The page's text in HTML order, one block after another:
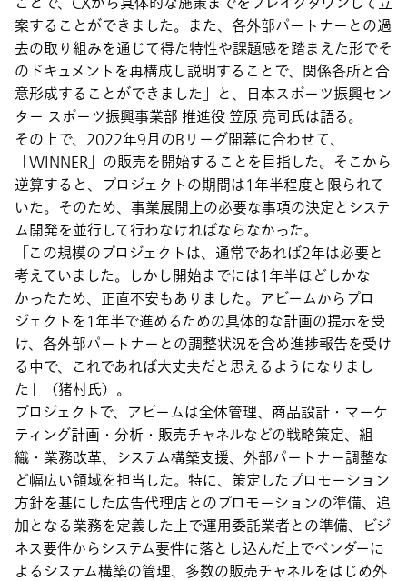
案することができました。また、各外部パートナーとの過
去の取り組みを通じて得た特性や課題感を踏まえた形でそ
のドキュメントを再構成し説明することで、関係各所と合
意形成することができました」と、日本スポーツ振興セン
ター スポーツ振興事業部 推進役 笠原 亮司氏は語る。
その上で、2022年9月のBリーグ開幕に合わせて、
「WINNER」の販売を開始することを目指した。そこから
逆算すると、プロジェクトの期間は1年半程度と限られて
いた。そのため、事業展開上の必要な事項の決定とシステ
ム開発を並行して行わなければならなかった。
「この規模のプロジェクトは、通常であれば2年は必要と
考えていました。しかし開始までには1年半ほどしかな
かったため、正直不安もありました。アビームからプロ
ジェクトを1年半で進めるための具体的な計画の提示を受
け、各外部パートナーとの調整状況を含め進捗報告を受け
る中で、これであれば大丈夫だと思えるようになりまし
た」（猪村氏）。
プロジェクトで、アビームは全体管理、商品設計・マーケ
ティング計画・分析・販売チャネルなどの戦略策定、組
織・業務改革、システム構築支援、外部パートナー調整な
ど幅広い領域を担当した。特に、策定したプロモーション
方針を基にした広告代理店とのプロモーションの準備、追
加となる業務を定義した上で運用委託業者との準備、ビジ
ネス要件からシステム要件に落とし込んだ上でベンダーに
よるシステム構築の管理、多数の販売チャネルをはじめ外